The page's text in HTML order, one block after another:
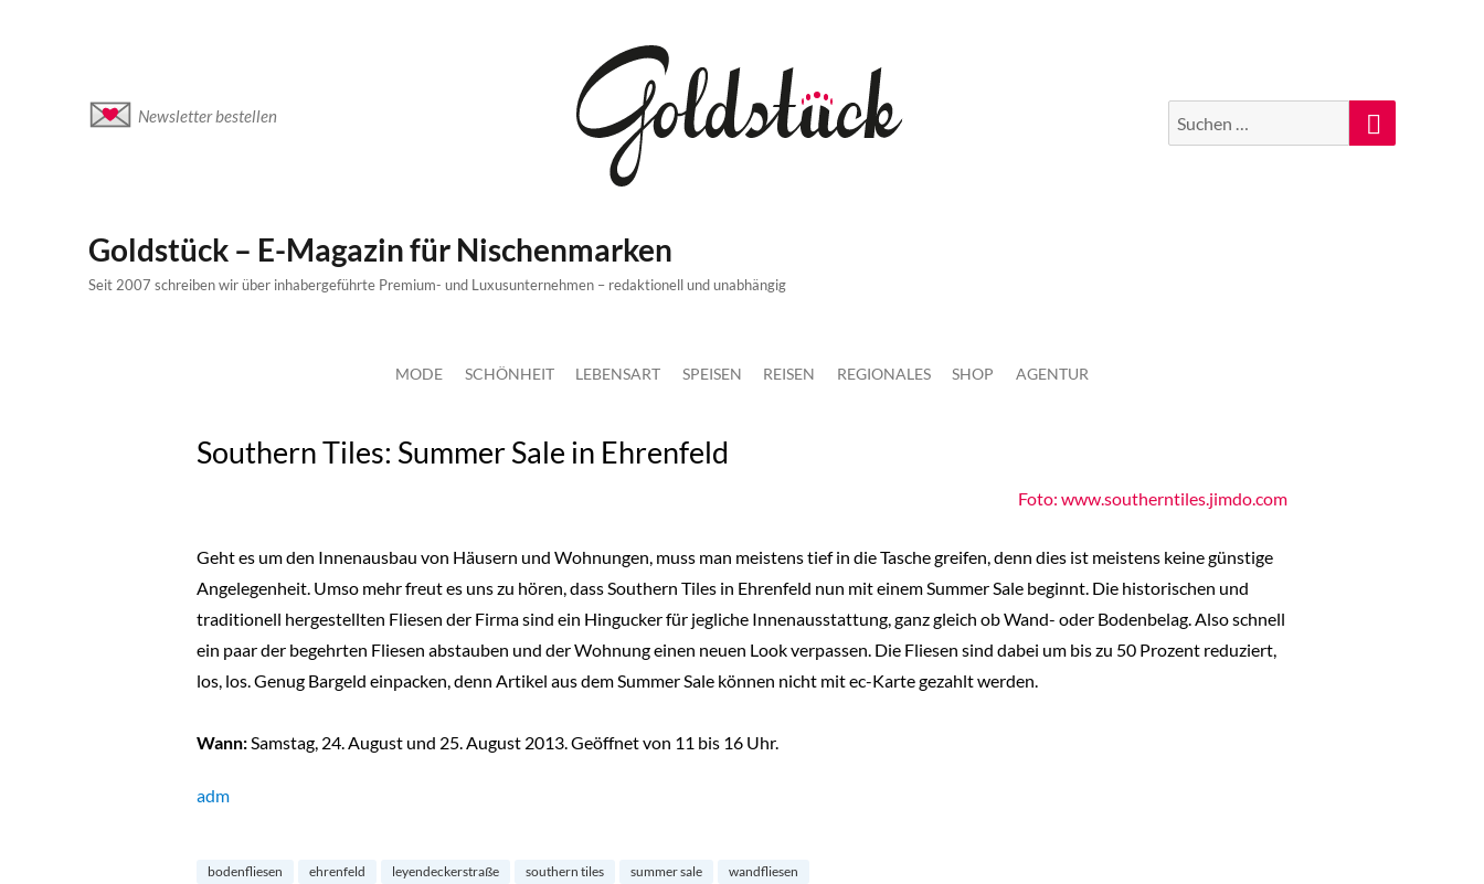
Newsletter bestellen
Suche
nach:
Suchen
Goldstück – E-Magazin für Nischenmarken
Seit 2007 schreiben wir über inhabergeführte Premium- und Luxusunternehmen – redaktionell und unabhängig
MODE SCHÖNHEIT LEBENSART SPEISEN REISEN REGIONALES SHOP AGENTUR
Southern Tiles: Summer Sale in Ehrenfeld
Foto: www.southerntiles.jimdo.com
Geht es um den Innenausbau von Häusern und Wohnungen, muss man meistens tief in die Tasche greifen, denn dies ist meistens keine günstige
Angelegenheit. Umso mehr freut es uns zu hören, dass Southern Tiles in Ehrenfeld nun mit einem Summer Sale beginnt. Die historischen und
traditionell hergestellten Fliesen der Firma sind ein Hingucker für jegliche Innenausstattung, ganz gleich ob Wand- oder Bodenbelag. Also schnell
ein paar der begehrten Fliesen abstauben und der Wohnung einen neuen Look verpassen. Die Fliesen sind dabei um bis zu 50 Prozent reduziert,
los, los. Genug Bargeld einpacken, denn Artikel aus dem Summer Sale können nicht mit ec-Karte gezahlt werden.
Wann:Samstag, 24. August und 25. August 2013. Geöffnet von 11 bis 16 Uhr.
adm
bodenfliesen ehrenfeld leyendeckerstraße southern tiles summer sale wandfliesen